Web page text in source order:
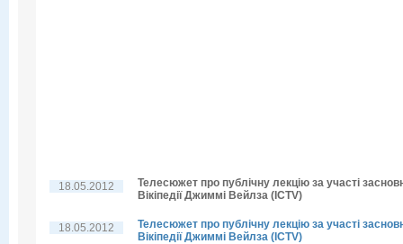
18.05.2012
Телесюжет про публічну лекцію за участі
Вікіпедії Джиммі Вейлза (ICTV)
18.05.2012
Телесюжет про публічну лекцію за участі
Вікіпедії Джиммі Вейлза (ICTV)